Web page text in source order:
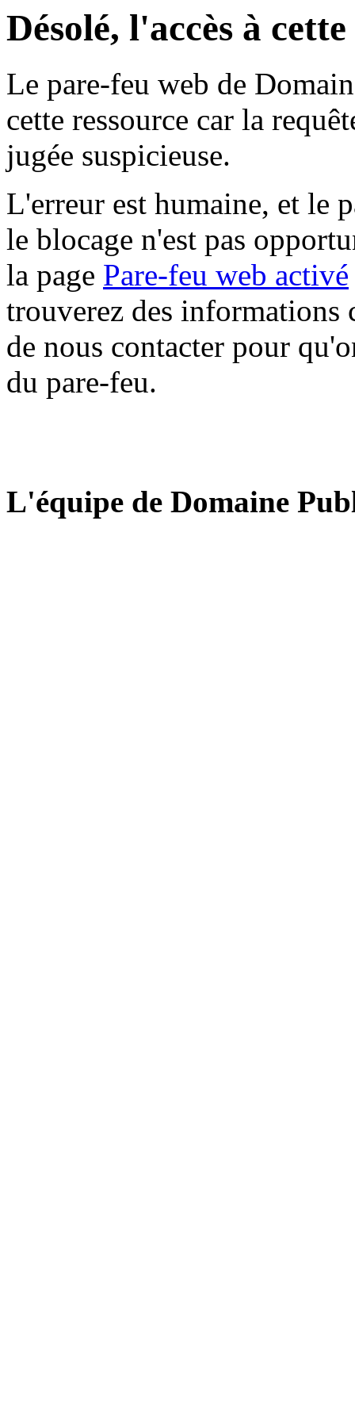
Désolé, l'accès à
Le pare-feu web de
cette ressource car la
jugée suspicieuse.
L'erreur est humaine, et le
le blocage n'est pas
la page Pare-feu web activé
trouverez des informations
de nous contacter pour
du pare-feu.
L'équipe de Domaine